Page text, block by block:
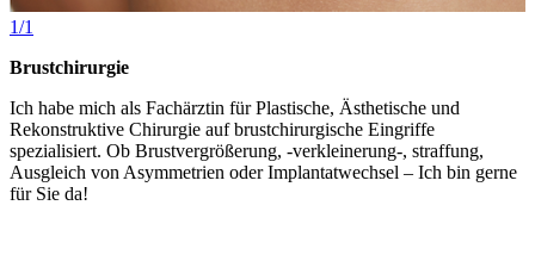
1/1
Brustchirurgie
Ich habe mich als Fachärztin für Plastische, Ästhetische und
Rekonstruktive Chirurgie auf brustchirurgische Eingriffe
spezialisiert. Ob Brustvergrößerung, -verkleinerung-, straffung,
Ausgleich von Asymmetrien oder Implantatwechsel – Ich bin gerne
für Sie da!